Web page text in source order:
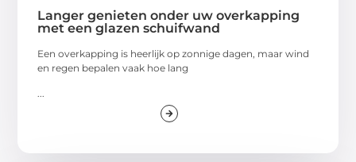
Langer genieten onder uw overkapping
met een glazen schuifwand
Een overkapping is heerlijk op zonnige dagen, maar wind
en regen bepalen vaak hoe lang